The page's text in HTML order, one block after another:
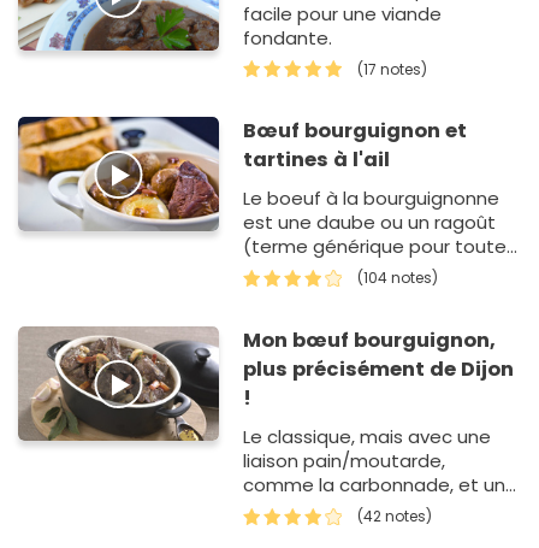
facile pour une viande
fondante.
(17 notes)
Bœuf bourguignon et
tartines à l'ail
Le boeuf à la bourguignonne
est une daube ou un ragoût
(terme générique pour toutes
viandes cuites à l'étouffée
dans un liquide). C'est un plat
(104 notes)
Mon bœuf bourguignon,
plus précisément de Dijon
!
Le classique, mais avec une
liaison pain/moutarde,
comme la carbonnade, et un
peu de cassis dans le vin de
cuisson.
(42 notes)